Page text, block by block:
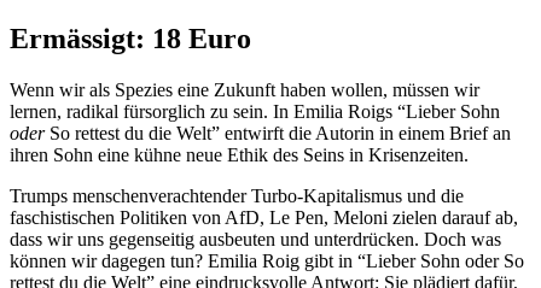
Ermässigt: 18 Euro
Wenn wir als Spezies eine Zukunft haben wollen, müssen wir
lernen, radikal fürsorglich zu sein. In Emilia Roigs “Lieber Sohn
oderSo rettest du die Welt” entwirft die Autorin in einem Brief an
ihren Sohn eine kühne neue Ethik des Seins in Krisenzeiten.
Trumps menschenverachtender Turbo-Kapitalismus und die
faschistischen Politiken von AfD, Le Pen, Meloni zielen darauf ab,
dass wir uns gegenseitig ausbeuten und unterdrücken. Doch was
können wir dagegen tun? Emilia Roig gibt in “Lieber Sohn oder So
rettest du die Welt” eine eindrucksvolle Antwort: Sie plädiert dafür,